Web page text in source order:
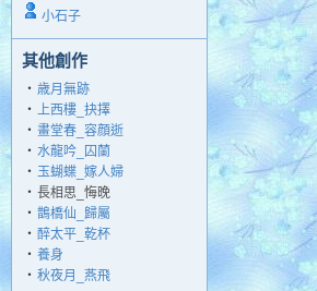
小石子
其他創作
‧ 歳月無跡
‧ 上西樓_抉擇
‧ 畫堂春_容顔逝
‧ 水龍吟_囚蘭
‧ 玉蝴蝶_嫁人婦
‧ 長相思_悔晚
‧ 鵲橋仙_歸屬
‧ 醉太平_乾杯
‧ 養身
‧ 秋夜月_燕飛